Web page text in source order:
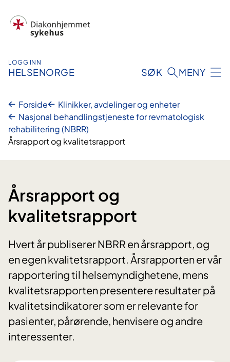
innhold
LOGG INN
HELSENORGE SØK MENY
Forside
Klinikker, avdelinger og enheter
Nasjonal behandlingstjeneste for revmatologisk
rehabilitering (NBRR)
Årsrapport og kvalitetsrapport
Årsrapport og
kvalitetsrapport
Hvert år publiserer NBRR en årsrapport, og
en egen kvalitetsrapport. Årsrapporten er vår
rapportering til helsemyndighetene, mens
kvalitetsrapporten presentere resultater på
kvalitetsindikatorer som er relevante for
pasienter, pårørende, henvisere og andre
interessenter.